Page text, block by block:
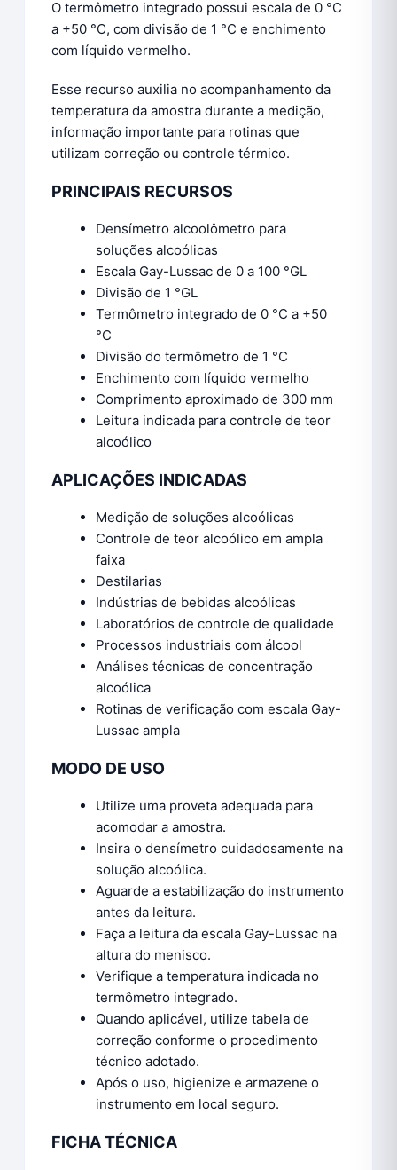
O termômetro integrado possui escala de 0 °C
a +50 °C, com divisão de 1 °C e enchimento
com líquido vermelho.
Esse recurso auxilia no acompanhamento da
temperatura da amostra durante a medição,
informação importante para rotinas que
utilizam correção ou controle térmico.
PRINCIPAIS RECURSOS
Densímetro alcoolômetro para
soluções alcoólicas
Escala Gay-Lussac de 0 a 100 °GL
Divisão de 1 °GL
Termômetro integrado de 0 °C a +50
°C
Divisão do termômetro de 1 °C
Enchimento com líquido vermelho
Comprimento aproximado de 300 mm
Leitura indicada para controle de teor
alcoólico
APLICAÇÕES INDICADAS
Medição de soluções alcoólicas
Controle de teor alcoólico em ampla
faixa
Destilarias
Indústrias de bebidas alcoólicas
Laboratórios de controle de qualidade
Processos industriais com álcool
Análises técnicas de concentração
alcoólica
Rotinas de verificação com escala Gay-
Lussac ampla
MODO DE USO
Utilize uma proveta adequada para
acomodar a amostra.
Insira o densímetro cuidadosamente na
solução alcoólica.
Aguarde a estabilização do instrumento
antes da leitura.
Faça a leitura da escala Gay-Lussac na
altura do menisco.
Verifique a temperatura indicada no
termômetro integrado.
Quando aplicável, utilize tabela de
correção conforme o procedimento
técnico adotado.
Após o uso, higienize e armazene o
instrumento em local seguro.
FICHA TÉCNICA